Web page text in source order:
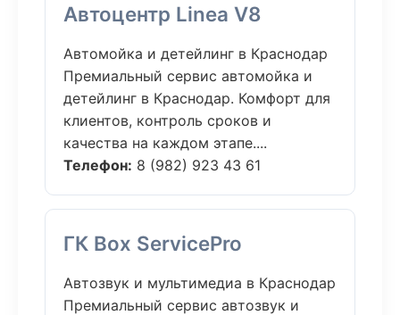
Автоцентр Linea V8
Автомойка и детейлинг в Краснодар
Премиальный сервис автомойка и
детейлинг в Краснодар. Комфорт для
клиентов, контроль сроков и
качества на каждом этапе....
Телефон: 8 (982) 923 43 61
ГК Box ServicePro
Автозвук и мультимедиа в Краснодар
Премиальный сервис автозвук и